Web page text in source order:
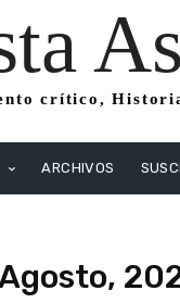
crítico,
ARCHIVOS